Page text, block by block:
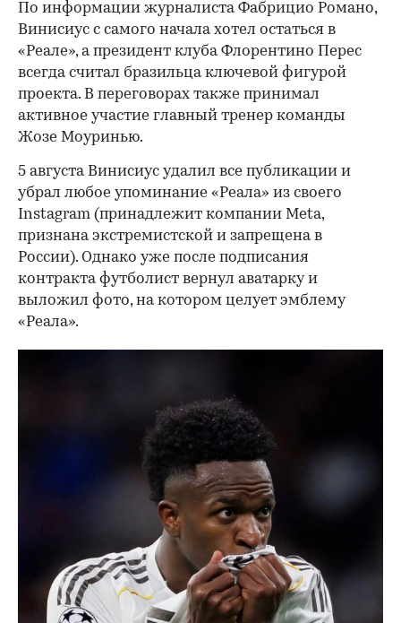
По информации журналиста Фабрицио Романо,
Винисиус с самого начала хотел остаться в
«Реале», а президент клуба Флорентино Перес
всегда считал бразильца ключевой фигурой
проекта. В переговорах также принимал
активное участие главный тренер команды
Жозе Моуринью.
5 августа Винисиус удалил все публикации и
убрал любое упоминание «Реала» из своего
Instagram (принадлежит компании Meta,
признана экстремистской и запрещена в
России). Однако уже после подписания
контракта футболист вернул аватарку и
выложил фото, на котором целует эмблему
«Реала».